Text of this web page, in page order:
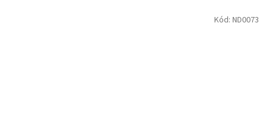
Kód: ND0073